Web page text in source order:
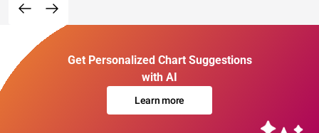
Get Personalized Chart Suggestions
with AI
Learn more